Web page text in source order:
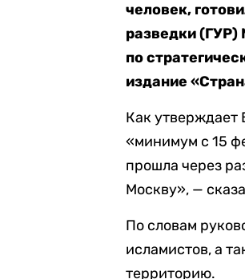
человек,
разведки
по
издание
Как утверждает
«минимум с 15
прошла через
Москву», —
По словам
исламистов, а
территорию.